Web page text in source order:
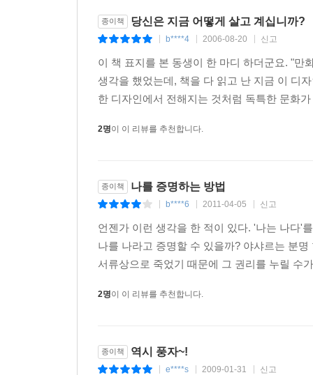
인간다운 삶을 살기 위해 주민등록증을 발급
군복무나 고인이 된 아버지의 세금을 갚아야 할
미소微笑와 실소失笑 뒤에 밀려오는 아득한 슬픔.
작품 속에는 야샤르를 제외하고도 흥미로운 인물
산업사회의 질서 속에서 ‘인간적인 삶이란 무엇인
그리고 그 웃음이 무엇이든 간에 웃음기가 가시
순박함과 무지함에 안쓰럽고, 삶에 대한 열정
것이다.
아무튼 가슴 밑바닥에 첩첩이 쟁여져 있던 갖가
종이책 당신은 지금 어떻게 살고 계십니까?
b****4 2006-08-20 신고
이 책 표지를 본 동생이 한 마디 하더군요. "만
생각을 했었는데, 책을 다 읽고 난 지금 이 디
한 디자인에서 전해지는 것처럼 독특한 문화
2명이 이 리뷰를 추천합니다.
종이책 나를 증명하는 방법
b****6 2011-04-05 신고
언젠가 이런 생각을 한 적이 있다. '나는 나다'
나를 나라고 증명할 수 있을까? 야샤르는 분
서류상으로 죽었기 때문에 그 권리를 누릴 수
2명이 이 리뷰를 추천합니다.
종이책 역시 풍자~!
e****s 2009-01-31 신고